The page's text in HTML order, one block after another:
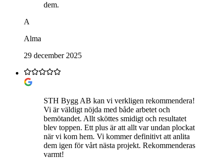
dem.
A
Alma
29 december 2025
STH Bygg AB kan vi verkligen rekommendera!
Vi är väldigt nöjda med både arbetet och
bemötandet. Allt sköttes smidigt och resultatet
blev toppen. Ett plus är att allt var undan plockat
när vi kom hem. Vi kommer definitivt att anlita
dem igen för vårt nästa projekt. Rekommenderas
varmt!